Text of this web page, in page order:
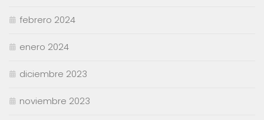
febrero 2024
enero 2024
diciembre 2023
noviembre 2023